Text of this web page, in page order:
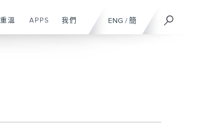
ENG / 簡
重溫 APPS 我們